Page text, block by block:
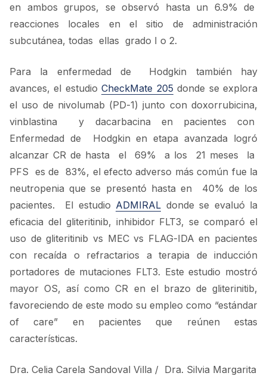
en ambos grupos, se observó hasta un 6.9% de
reacciones locales en el sitio de administración
subcutánea, todas ellas grado I o 2.
Para la enfermedad de Hodgkin también hay
avances, el estudioCheckMate 205 donde se explora
el uso de nivolumab (PD-1) junto con doxorrubicina,
vinblastina y dacarbacina en pacientes con
Enfermedad de Hodgkin en etapa avanzada logró
alcanzar CR de hasta el 69% a los 21 meses la
PFS es de 83%, el efecto adverso más común fue la
neutropenia que se presentó hasta en 40% de los
pacientes. El estudio ADMIRAL donde se evaluó la
eficacia del gliteritinib, inhibidor FLT3, se comparó el
uso de gliteritinib vs MEC vs FLAG-IDA en pacientes
con recaída o refractarios a terapia de inducción
portadores de mutaciones FLT3. Este estudio mostró
mayor OS, así como CR en el brazo de gliterinitib,
favoreciendo de este modo su empleo como “estándar
of care” en pacientes que reúnen estas
características.
Dra. Celia Carela Sandoval Villa / Dra. Silvia Margarita